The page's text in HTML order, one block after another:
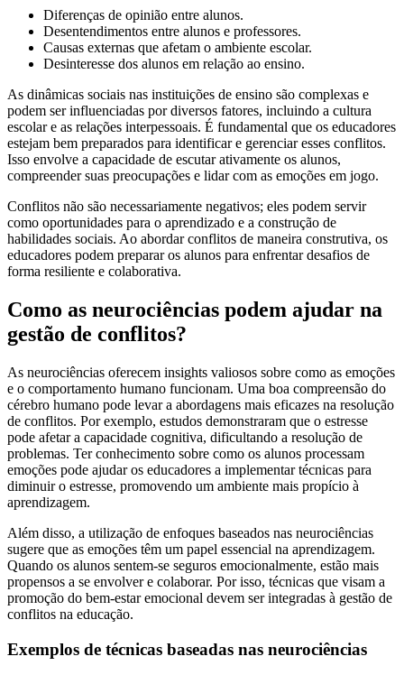
Diferenças de opinião entre alunos.
Desentendimentos entre alunos e professores.
Causas externas que afetam o ambiente escolar.
Desinteresse dos alunos em relação ao ensino.
As dinâmicas sociais nas instituições de ensino são complexas e
podem ser influenciadas por diversos fatores, incluindo a cultura
escolar e as relações interpessoais. É fundamental que os educadores
estejam bem preparados para identificar e gerenciar esses conflitos.
Isso envolve a capacidade de escutar ativamente os alunos,
compreender suas preocupações e lidar com as emoções em jogo.
Conflitos não são necessariamente negativos; eles podem servir
como oportunidades para o aprendizado e a construção de
habilidades sociais. Ao abordar conflitos de maneira construtiva, os
educadores podem preparar os alunos para enfrentar desafios de
forma resiliente e colaborativa.
Como as neurociências podem ajudar na
gestão de conflitos?
As neurociências oferecem insights valiosos sobre como as emoções
e o comportamento humano funcionam. Uma boa compreensão do
cérebro humano pode levar a abordagens mais eficazes na resolução
de conflitos. Por exemplo, estudos demonstraram que o estresse
pode afetar a capacidade cognitiva, dificultando a resolução de
problemas. Ter conhecimento sobre como os alunos processam
emoções pode ajudar os educadores a implementar técnicas para
diminuir o estresse, promovendo um ambiente mais propício à
aprendizagem.
Além disso, a utilização de enfoques baseados nas neurociências
sugere que as emoções têm um papel essencial na aprendizagem.
Quando os alunos sentem-se seguros emocionalmente, estão mais
propensos a se envolver e colaborar. Por isso, técnicas que visam a
promoção do bem-estar emocional devem ser integradas à gestão de
conflitos na educação.
Exemplos de técnicas baseadas nas neurociências